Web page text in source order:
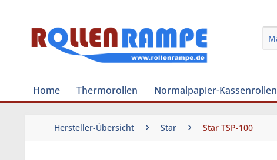
Home Thermorollen Normalpapier-Kassenrollen
Hersteller-Übersicht Star Star TSP-100